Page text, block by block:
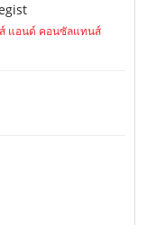
แอนด์ คอนซัลแทนส์